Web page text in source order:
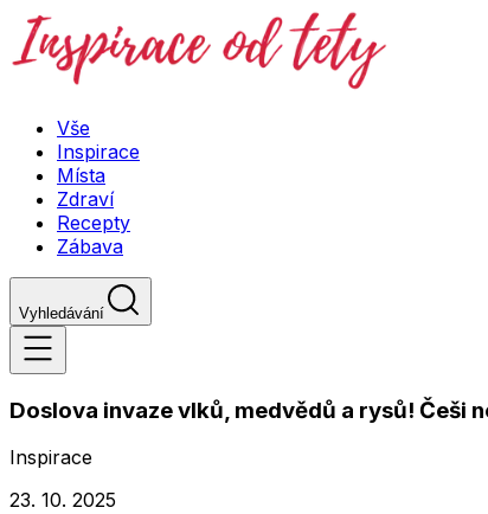
Vše
Inspirace
Místa
Zdraví
Recepty
Zábava
Vyhledávání
Doslova invaze vlků, medvědů a rysů! Češi
Inspirace
23. 10. 2025